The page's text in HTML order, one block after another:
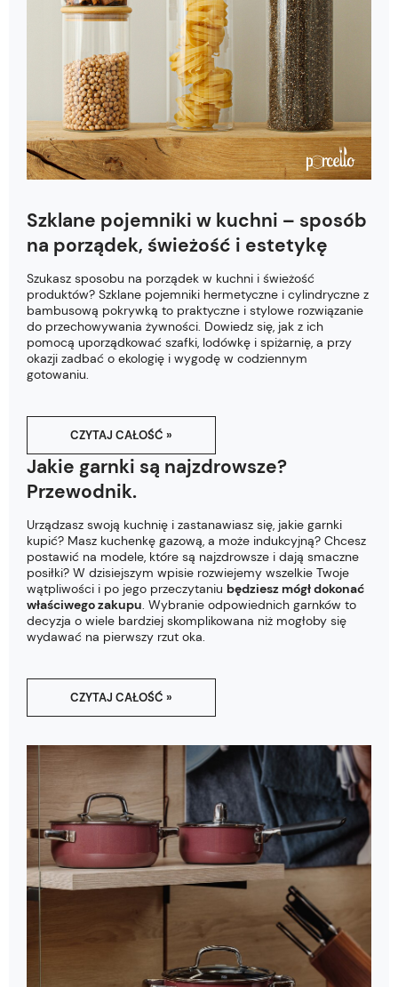
Szklane pojemniki w kuchni – sposób
na porządek, świeżość i estetykę
Szukasz sposobu na porządek w kuchni i świeżość
produktów? Szklane pojemniki hermetyczne i cylindryczne z
bambusową pokrywką to praktyczne i stylowe rozwiązanie
do przechowywania żywności. Dowiedz się, jak z ich
pomocą uporządkować szafki, lodówkę i spiżarnię, a przy
okazji zadbać o ekologię i wygodę w codziennym
gotowaniu.
CZYTAJ CAŁOŚĆ »
Jakie garnki są najzdrowsze?
Przewodnik.
CZYTAJ CAŁOŚĆ »
Urządzasz swoją kuchnię i zastanawiasz się, jakie garnki
kupić? Masz kuchenkę gazową, a może indukcyjną? Chcesz
postawić na modele, które są najzdrowsze i dają smaczne
posiłki? W dzisiejszym wpisie rozwiejemy wszelkie Twoje
wątpliwości i po jego przeczytaniu będziesz mógł dokonać
właściwego zakupu. Wybranie odpowiednich garnków to
decyzja o wiele bardziej skomplikowana niż mogłoby się
wydawać na pierwszy rzut oka.